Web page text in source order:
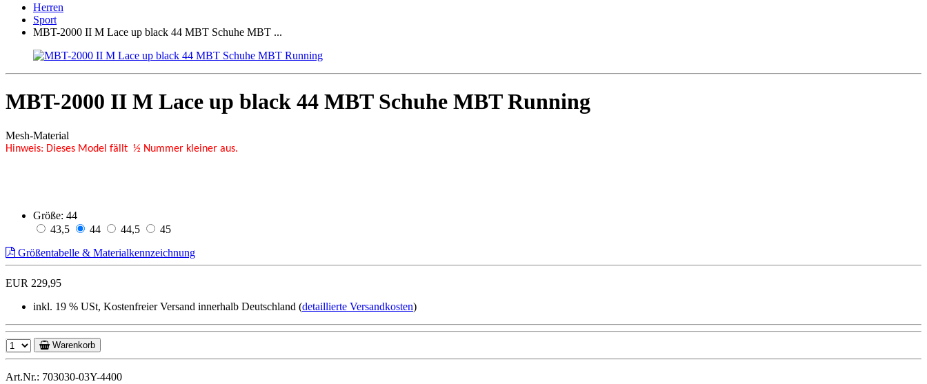
Herren
Sport
MBT-2000 II M Lace up black 44 MBT Schuhe MBT ...
MBT-2000 II M Lace up black 44 MBT Schuhe MBT Running
Mesh-Material
Hinweis: Dieses Model fällt ½ Nummer kleiner aus.
Größe: 44
43,5
44 44,5
45
Größentabelle & Materialkennzeichnung
EUR 229,95
inkl. 19 % USt, Kostenfreier Versand innerhalb Deutschland (detaillierte Versandkosten)
Warenkorb
Art.Nr.: 703030-03Y-4400